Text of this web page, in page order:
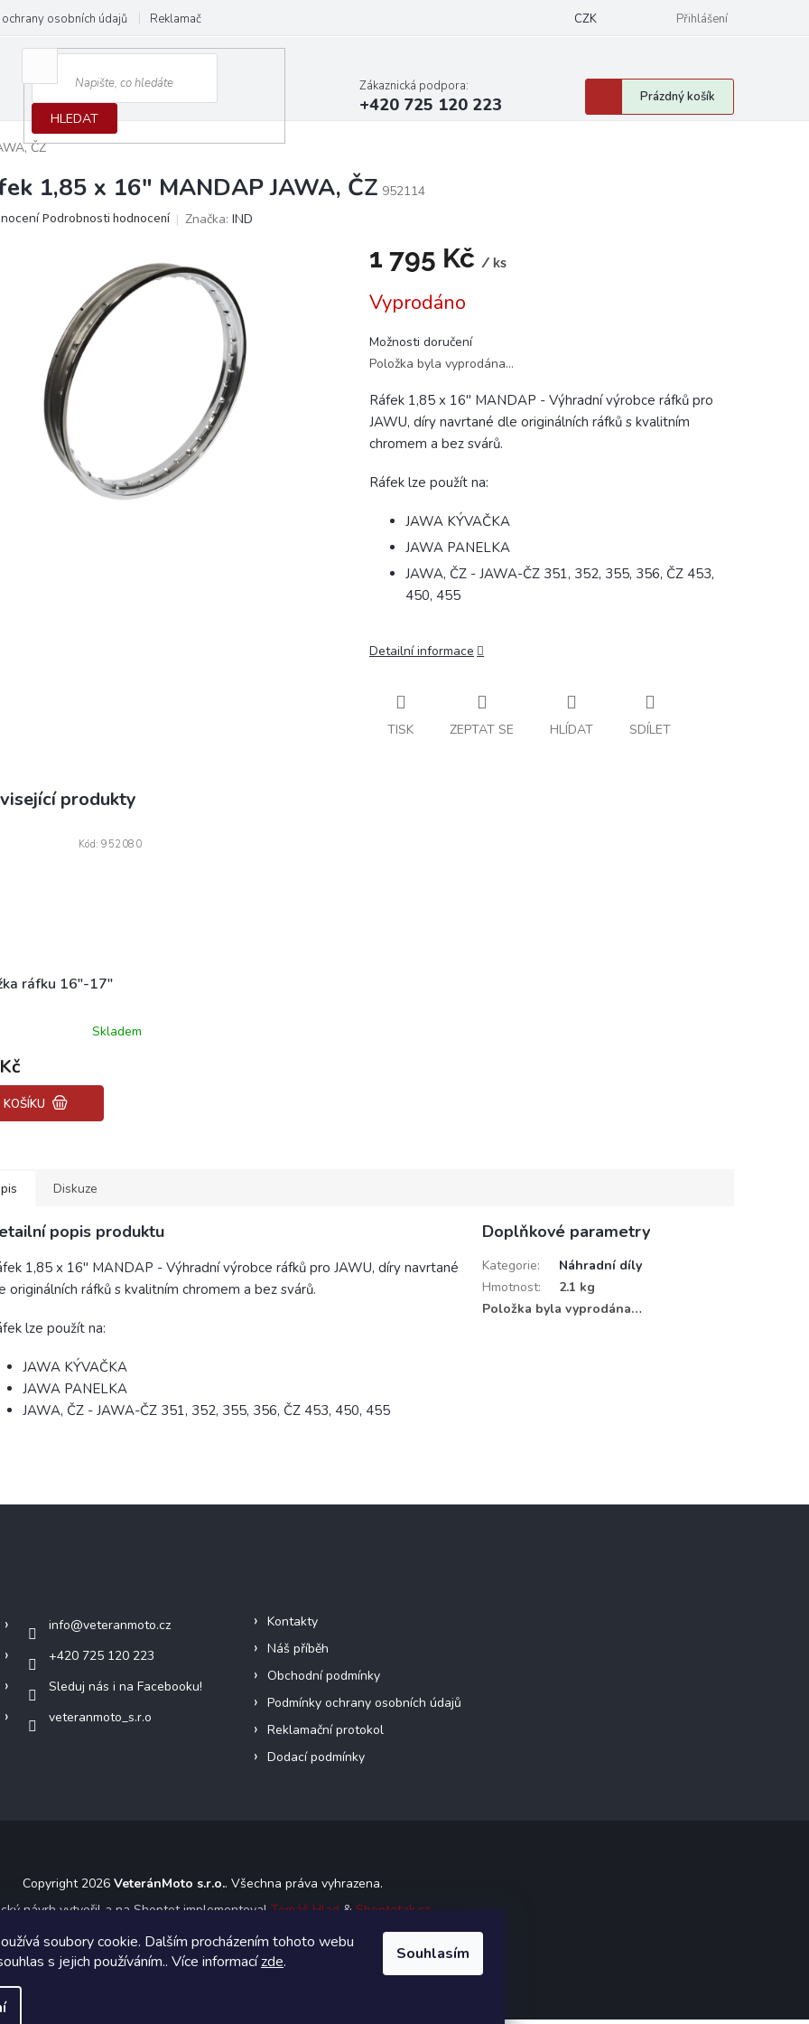
soubory cookie. Dalším procházením tohoto webu
s jejich používáním.. Více informacízde. Souhlasím
osobních údajů Reklamační protokol CZK Přihlášení
HLEDAT
Zákaznická podpora:
+420 725 120 223
Nákupní
košík
Prázdný košík
ČZ
1,85 x 16" MANDAP JAWA, ČZ 952114
Podrobnosti hodnocení Značka: IND
1 795 Kč / ks
cena:
Vyprodáno
Možnosti doručení
Položka byla vyprodána…
Ráfek 1,85 x 16" MANDAP - Výhradní výrobce ráfků pro
JAWU, díry navrtané dle originálních ráfků s kvalitním
chromem a bez svárů.
Ráfek lze použít na:
JAWA KÝVAČKA
JAWA PANELKA
JAWA, ČZ - JAWA-ČZ 351, 352, 355, 356, ČZ 453,
450, 455
Detailní informace
TISK ZEPTAT SE HLÍDAT SDÍLET
produkty
ráfku 16"-17"
Skladem
Kód: 952080
Diskuze
popis produktu
1,85 x 16" MANDAP - Výhradní výrobce ráfků pro JAWU, díry navrtané
originálních ráfků s kvalitním chromem a bez svárů.
lze použít na:
JAWA KÝVAČKA
JAWA PANELKA
JAWA, ČZ - JAWA-ČZ 351, 352, 355, 356, ČZ 453, 450, 455
Doplňkové parametry
Kategorie:
Náhradní díly
Hmotnost:
2.1 kg
Položka byla vyprodána…
info@veteranmoto.cz
+420 725 120 223
Sleduj nás i na Facebooku!
veteranmoto_s.r.o
Kontakty
Náš příběh
Obchodní podmínky
Podmínky ochrany osobních údajů
Reklamační protokol
Dodací podmínky
Copyright 2026 VeteránMoto s.r.o.. Všechna práva vyhrazena.
návrh vytvořil a na Shoptet implementoval Tomáš Hlad & Shoptetak.cz.
Vytvořil Shoptet